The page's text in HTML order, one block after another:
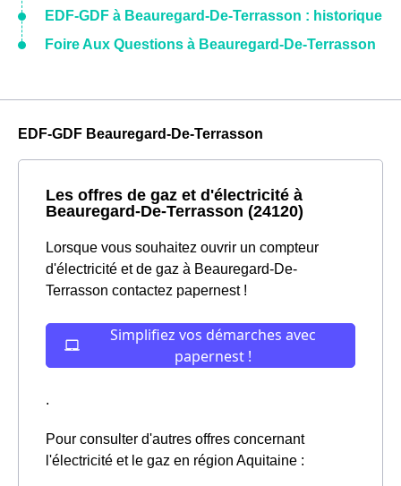
EDF-GDF à Beauregard-De-Terrasson : historique
Foire Aux Questions à Beauregard-De-Terrasson
EDF-GDF Beauregard-De-Terrasson
Les offres de gaz et d'électricité à
Beauregard-De-Terrasson (24120)
Lorsque vous souhaitez ouvrir un compteur
d'électricité et de gaz à Beauregard-De-
Terrasson contactez papernest !
.
Pour consulter d'autres offres concernant
l'électricité et le gaz en région Aquitaine :